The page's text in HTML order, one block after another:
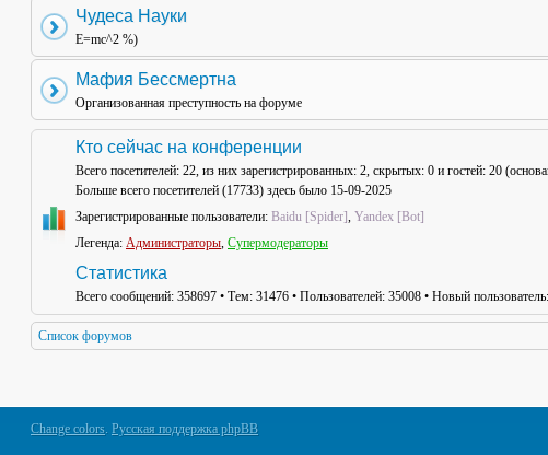
Чудеса Науки
E=mc^2 %)
Мафия Бессмертна
Организованная преступность на форуме
Кто сейчас на конференции
Всего посетителей: 22, из них зарегистрированных: 2, скрытых: 0 и гостей: 20
Больше всего посетителей (17733) здесь было 15-09-2025
Зарегистрированные пользователи: Baidu [Spider], Yandex [Bot]
Легенда: Администраторы, Супермодераторы
Статистика
Всего сообщений: 358697 • Тем: 31476 • Пользователей: 35008 • Новый пользователь:
Список форумов
Change colors. Русская поддержка phpBB